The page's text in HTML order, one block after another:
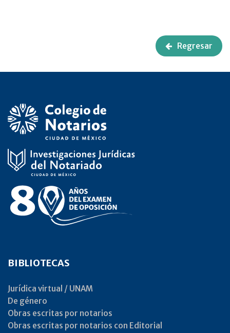
Regresar
BIBLIOTECAS
Jurídica virtual / UNAM
De género
Obras escritas por notarios
Obras escritas por notarios con Editorial